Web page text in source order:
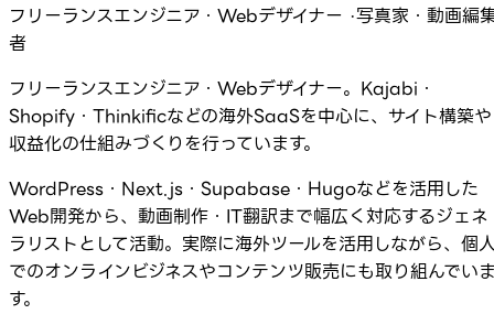
フリーランスエンジニア・Webデザイナー ·写真家・動画編
者
フリーランスエンジニア・Webデザイナー。Kajabi・
Shopify・Thinkificなどの海外SaaSを中心に、サイト構築や
収益化の仕組みづくりを行っています。
WordPress・Next.js・Supabase・Hugoなどを活用した
Web開発から、動画制作・IT翻訳まで幅広く対応するジェネ
ラリストとして活動。実際に海外ツールを活用しながら、個
でのオンラインビジネスやコンテンツ販売にも取り組んでい
す。